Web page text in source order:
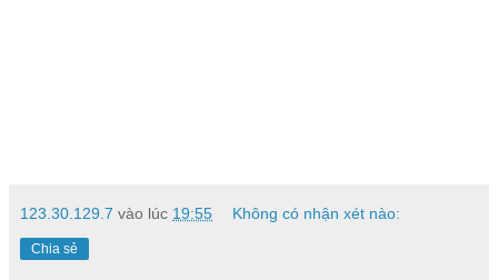
123.30.129.7 vào lúc 19:55 Không có nhận xét nào:
Chia sẻ